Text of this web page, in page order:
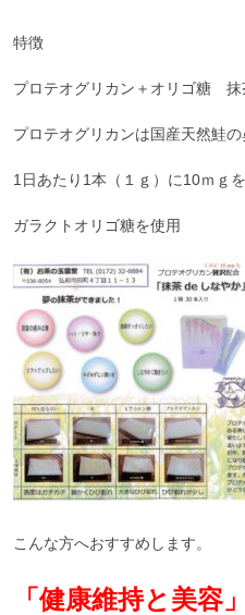
特徴
プロテオグリカン＋オリゴ糖 抹
プロテオグリカンは国産天然鮭の
1日あたり1本（１ｇ）に10ｍｇを
ガラクトオリゴ糖を使用
こんな方へおすすめします。
「健康維持と美容」